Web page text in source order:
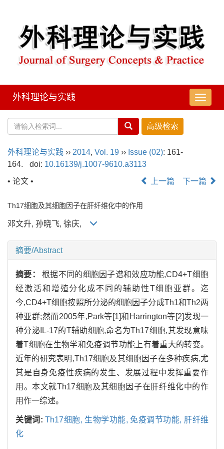
导
航
外科理论与实践
外科理论与实践 ›› 2014, Vol. 19 ›› Issue (02): 161-
164.
doi: 10.16139/j.1007-9610.a3113
• 论文 •
上一篇 下一篇
Th17细胞及其细胞因子在肝纤维化中的作用
邓文升, 孙晓飞, 徐庆,
摘要/Abstract
摘要：根据不同的细胞因子谱和效应功能,CD4+T细胞
经激活和增殖分化成不同的辅助性T细胞亚群。迄
今,CD4+T细胞按照所分泌的细胞因子分成Th1和Th2两
种亚群;然而2005年,Park等[1]和Harrington等[2]发现一
种分泌IL-17的T辅助细胞,命名为Th17细胞,其发现意味
着T细胞在生物学和免疫调节功能上有着重大的转变。
近年的研究表明,Th17细胞及其细胞因子在多种疾病,尤
其是自身免疫性疾病的发生、发展过程中发挥重要作
用。本文就Th17细胞及其细胞因子在肝纤维化中的作
用作一综述。
关键词:Th17细胞, 生物学功能, 免疫调节功能, 肝纤维
化